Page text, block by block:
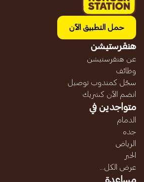
حمل التطبيق الآن
هنقرستيشن
عن هنقرستيشن
وظائف
سجّل كمندوب توصيل
انضم الآن كشريك
متواجدين في
الدمام
جده
الرياض
الخبر
عرض الكل...